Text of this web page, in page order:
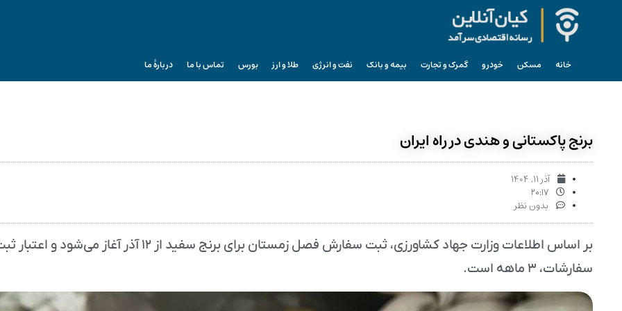
خانه مسکن خودرو گمرک و تجارت بیمه و بانک نفت و انرژی طلا و ارز بورس تماس با ما دربارۀ ما
برنج پاکستانی و هندی در راه ایران
آذر ۱۱, ۱۴۰۴
۲۰:۱۷
بدون نظر
بر اساس اطلاعات وزارت جهاد کشاورزی، ثبت سفارش فصل زمستان برای برنج سفید از ۱۲ آذر آغاز می‌شود و
سفارشات، ۳ ماهه است.